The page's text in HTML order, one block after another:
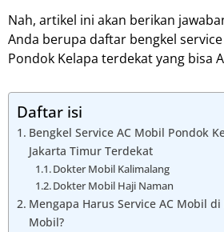
Nah, artikel ini akan berikan
Anda berupa daftar bengkel
Pondok Kelapa terdekat yang bisa
Daftar isi
Bengkel Service AC Mobil Pondok
Jakarta Timur Terdekat
Dokter Mobil Kalimalang
Dokter Mobil Haji Naman
Mengapa Harus Service AC Mobil
Mobil?